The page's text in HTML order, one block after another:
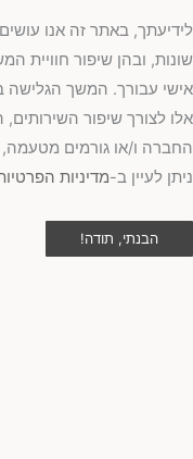
ובהן שיפור חוויית
עבורך. המשך הגלישה
לצורך שיפור השירותים,
ו/או גורמים מטעמה,
לעיין ב-מדיניות הפרטיות
הבנתי, תודה!